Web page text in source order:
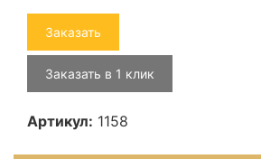
Заказать
Заказать в 1 клик
Артикул: 1158